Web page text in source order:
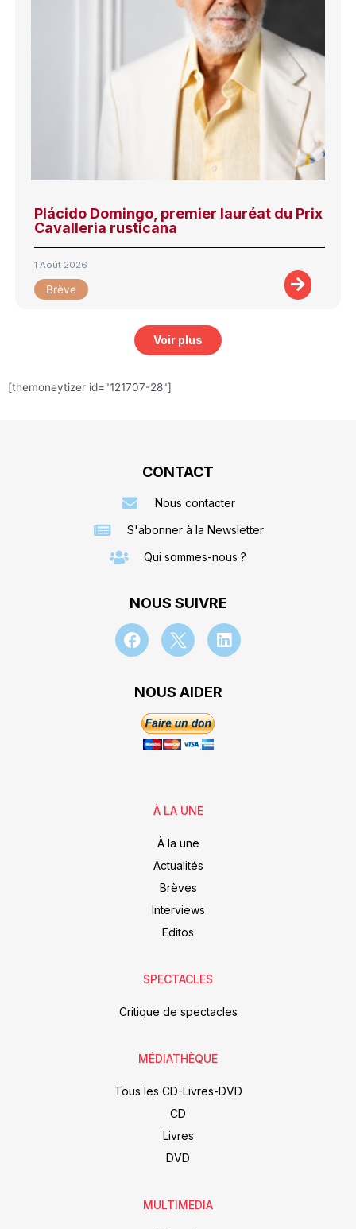
Plácido Domingo, premier lauréat du Prix
Cavalleria rusticana
1 Août 2026
Brève
Voir plus
[themoneytizer id="121707-28"]
CONTACT
Nous contacter
S'abonner à la Newsletter
Qui sommes-nous ?
NOUS SUIVRE
NOUS AIDER
À LA UNE
À la une
Actualités
Brèves
Interviews
Editos
SPECTACLES
Critique de spectacles
MÉDIATHÈQUE
Tous les CD-Livres-DVD
CD
Livres
DVD
MULTIMEDIA